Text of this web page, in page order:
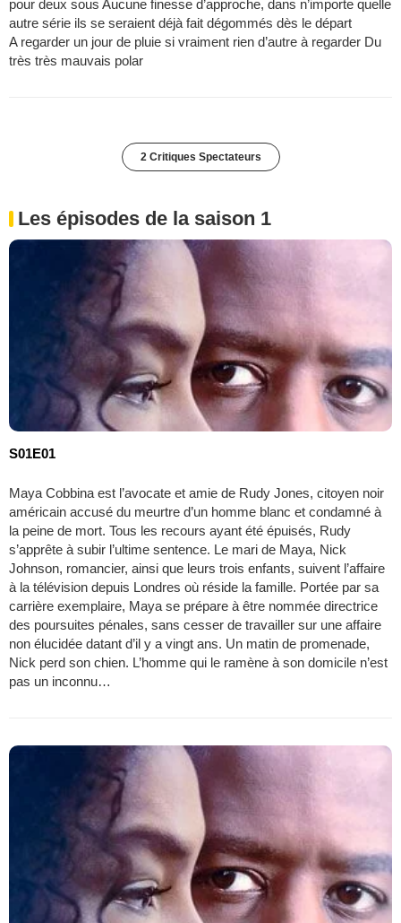
pour deux sous Aucune finesse d’approche, dans n’importe quelle
autre série ils se seraient déjà fait dégommés dès le départ
A regarder un jour de pluie si vraiment rien d’autre à regarder Du
très très mauvais polar
2 Critiques Spectateurs
Les épisodes de la saison 1
S01E01
Maya Cobbina est l’avocate et amie de Rudy Jones, citoyen noir
américain accusé du meurtre d’un homme blanc et condamné à
la peine de mort. Tous les recours ayant été épuisés, Rudy
s’apprête à subir l’ultime sentence. Le mari de Maya, Nick
Johnson, romancier, ainsi que leurs trois enfants, suivent l’affaire
à la télévision depuis Londres où réside la famille. Portée par sa
carrière exemplaire, Maya se prépare à être nommée directrice
des poursuites pénales, sans cesser de travailler sur une affaire
non élucidée datant d’il y a vingt ans. Un matin de promenade,
Nick perd son chien. L’homme qui le ramène à son domicile n’est
pas un inconnu…